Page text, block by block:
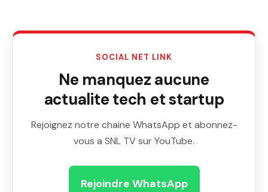
SOCIAL NET LINK
Ne manquez aucune
actualite tech et startup
Rejoignez notre chaine WhatsApp et abonnez-
vous a SNL TV sur YouTube.
Rejoindre WhatsApp